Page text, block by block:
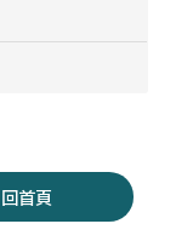
回首頁